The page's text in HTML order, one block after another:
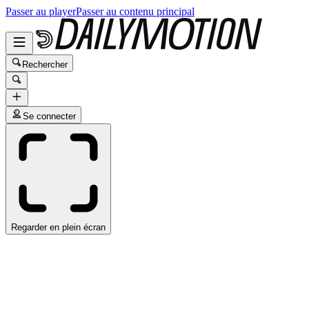
Passer au playerPasser au contenu principal
Rechercher
Se connecter
Regarder en plein écran